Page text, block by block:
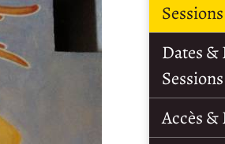
Sessions
Dates
Sessions
Accès